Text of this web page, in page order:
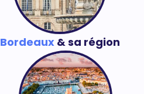
Bordeaux& sa région